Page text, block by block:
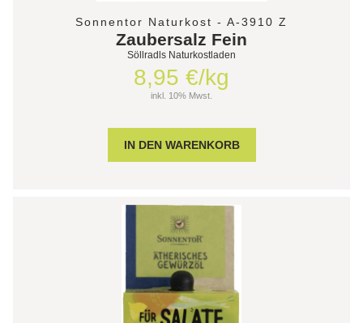
Sonnentor Naturkost - A-3910 Z
Zaubersalz Fein
Söllradls Naturkostladen
8,95 €/kg
inkl. 10% Mwst.